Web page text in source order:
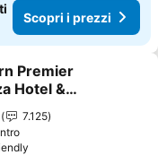
Scopri i prezzi
ai preferiti
Premier
Hotel &
7.125